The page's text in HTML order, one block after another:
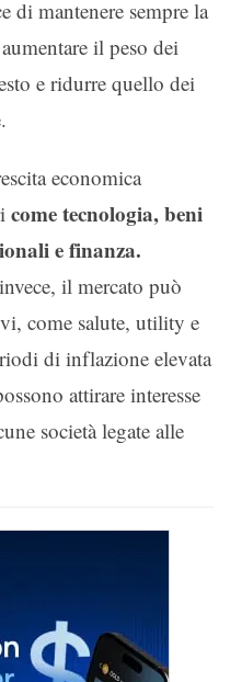
di mantenere sempre la
il peso dei
e ridurre quello dei
economica
come tecnologia, beni
e finanza.
il mercato può
come salute, utility e
di inflazione elevata
attirare interesse
società legate alle